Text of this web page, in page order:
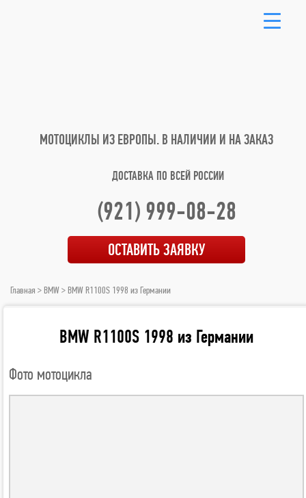
МОТОЦИКЛЫ ИЗ ЕВРОПЫ. В НАЛИЧИИ И НА ЗАКАЗ
ДОСТАВКА ПО ВСЕЙ РОССИИ
(921) 999-08-28
ОСТАВИТЬ ЗАЯВКУ
Главная > BMW> BMW R1100S 1998 из Германии
BMW R1100S 1998 из Германии
Фото мотоцикла